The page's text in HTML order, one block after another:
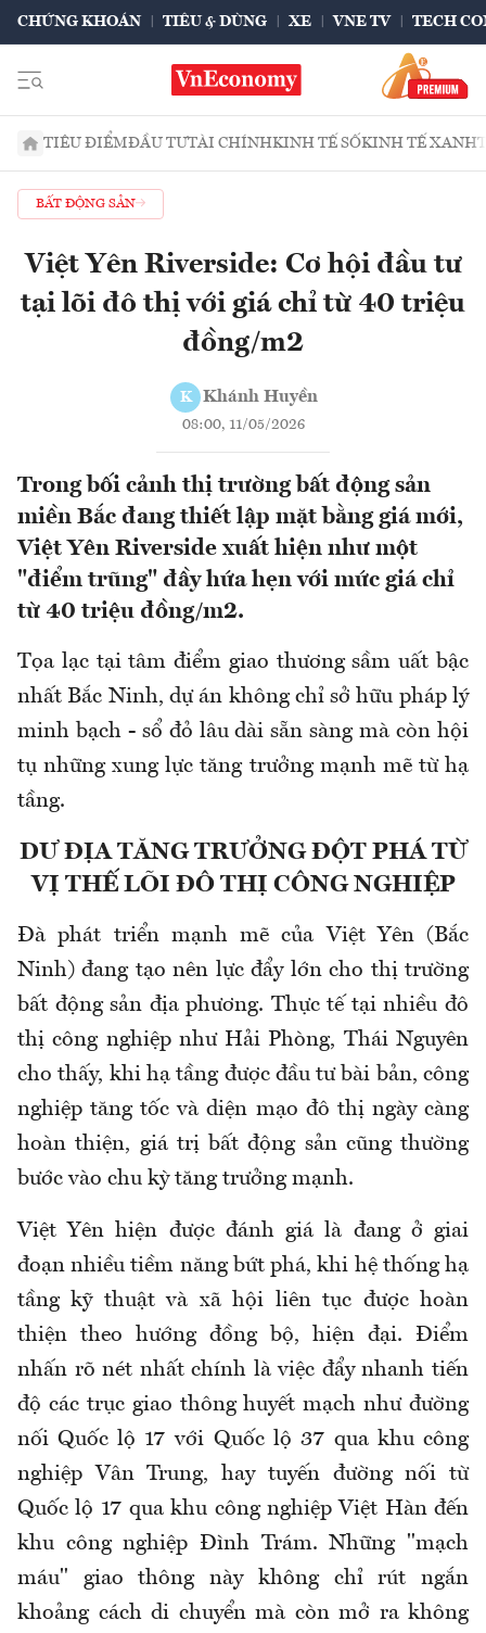
CHỨNG KHOÁN TIÊU & DÙNG XE VNE TV TECH
TIÊU ĐIỂMĐẦU TƯTÀI CHÍNHKINH TẾ SỐKINH TẾ XANH
BẤT ĐỘNG SẢN
Việt Yên Riverside: Cơ hội đầu tư
tại lõi đô thị với giá chỉ từ 40 triệu
đồng/m2
K Khánh Huyền
08:00, 11/05/2026
Trong bối cảnh thị trường bất động sản
miền Bắc đang thiết lập mặt bằng giá mới,
Việt Yên Riverside xuất hiện như một
"điểm trũng" đầy hứa hẹn với mức giá chỉ
từ 40 triệu đồng/m2.
Tọa lạc tại tâm điểm giao thương sầm uất bậc
nhất Bắc Ninh, dự án không chỉ sở hữu pháp lý
minh bạch - sổ đỏ lâu dài sẵn sàng mà còn hội
tụ những xung lực tăng trưởng mạnh mẽ từ hạ
tầng.
DƯ ĐỊA TĂNG TRƯỞNG ĐỘT PHÁ TỪ
VỊ THẾ LÕI ĐÔ THỊ CÔNG NGHIỆP
Đà phát triển mạnh mẽ của Việt Yên (Bắc
Ninh) đang tạo nên lực đẩy lớn cho thị trường
bất động sản địa phương. Thực tế tại nhiều đô
thị công nghiệp như Hải Phòng, Thái Nguyên
cho thấy, khi hạ tầng được đầu tư bài bản, công
nghiệp tăng tốc và diện mạo đô thị ngày càng
hoàn thiện, giá trị bất động sản cũng thường
bước vào chu kỳ tăng trưởng mạnh.
Việt Yên hiện được đánh giá là đang ở giai
đoạn nhiều tiềm năng bứt phá, khi hệ thống hạ
tầng kỹ thuật và xã hội liên tục được hoàn
thiện theo hướng đồng bộ, hiện đại. Điểm
nhấn rõ nét nhất chính là việc đẩy nhanh tiến
độ các trục giao thông huyết mạch như đường
nối Quốc lộ 17 với Quốc lộ 37 qua khu công
nghiệp Vân Trung, hay tuyến đường nối từ
Quốc lộ 17 qua khu công nghiệp Việt Hàn đến
khu công nghiệp Đình Trám. Những "mạch
máu" giao thông này không chỉ rút ngắn
khoảng cách di chuyển mà còn mở ra không